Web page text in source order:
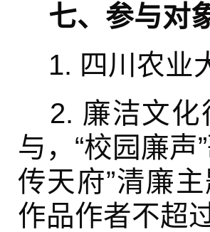
七、参与对
1. 四川农业
2. 廉洁文
与，“校园廉声
传天府”清廉
作品作者不超